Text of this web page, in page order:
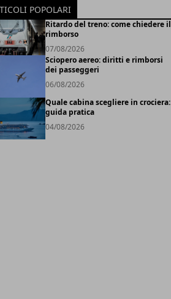
POPOLARI
Ritardo del treno: come chiedere il
rimborso
07/08/2026
Sciopero aereo: diritti e rimborsi
dei passeggeri
06/08/2026
Quale cabina scegliere in crociera:
guida pratica
04/08/2026